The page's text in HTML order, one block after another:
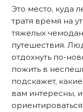
Это место, куда
тратя время на
тяжелых
путешествия.
отдохнуть по-
пожить в
подскажет,
вам интересны, и